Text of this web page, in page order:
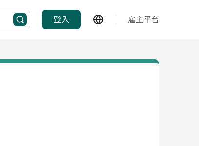
登入 雇主平台